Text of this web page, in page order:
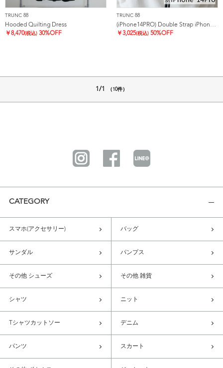
TRUNC 88
Hooded Quilting Dress
￥8,470(税込) 30%OFF
TRUNC 88
(iPhone14PRO) Double Strap iPhone Case
￥3,025(税込) 50%OFF
1/1 （10件）
CATEGORY
スマホ(アクセサリー) バッグ
サンダル パンプス
その他 シューズ その他 雑貨
シャツ ニット
Tシャツカットソー デニム
パンツ スカート